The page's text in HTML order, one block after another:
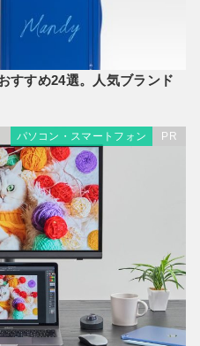
すすめ24選。人気ブランド
パソコン・スマートフォン PR